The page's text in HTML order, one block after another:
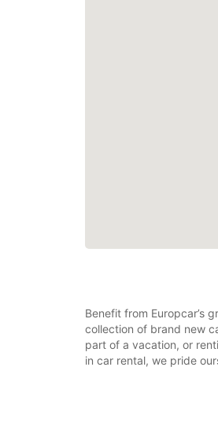
Benefit from Europcar’s
collection of brand new
part of a vacation, or
in car rental, we pride